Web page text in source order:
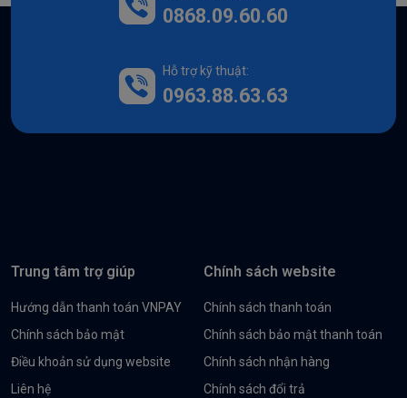
0868.09.60.60
Hỗ trợ kỹ thuật:
0963.88.63.63
Trung tâm trợ giúp
Hướng dẫn thanh toán VNPAY
Chính sách bảo mật
Điều khoản sử dụng website
Liên hệ
Chính sách website
Chính sách thanh toán
Chính sách bảo mật thanh toán
Chính sách nhận hàng
Chính sách đổi trả